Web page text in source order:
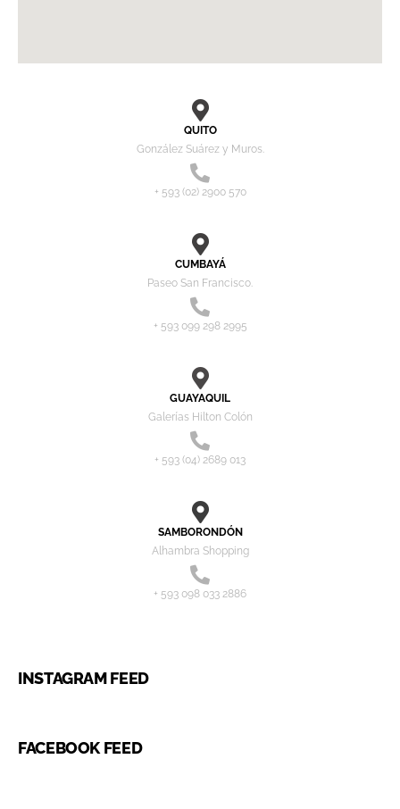
QUITO
González Suárez y Muros.
+ 593 (02) 2900 570
CUMBAYÁ
Paseo San Francisco.
+ 593 099 298 2995
GUAYAQUIL
Galerías Hilton Colón
+ 593 (04) 2689 013
SAMBORONDÓN
Alhambra Shopping
+ 593 098 033 2886
INSTAGRAM FEED
FACEBOOK FEED